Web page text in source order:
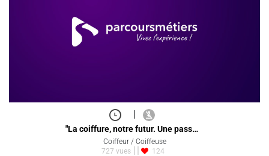
|
"La coiffure, notre futur. Une pass…
Coiffeur / Coiffeuse
727 vues
124